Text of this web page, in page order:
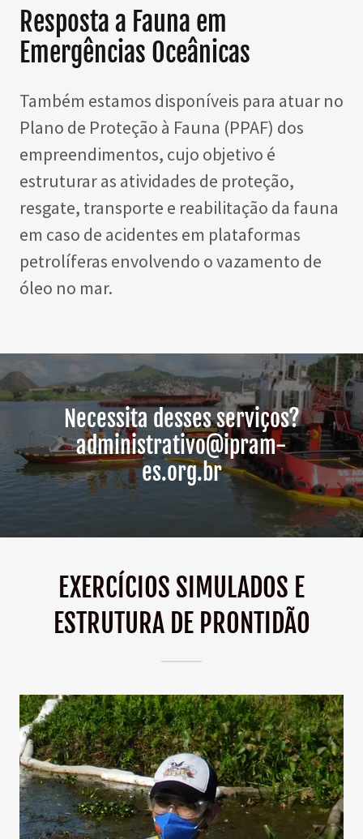
Resposta a Fauna em
Emergências Oceânicas
Também estamos disponíveis para atuar no
Plano de Proteção à Fauna (PPAF) dos
empreendimentos, cujo objetivo é
estruturar as atividades de proteção,
resgate, transporte e reabilitação da fauna
em caso de acidentes em plataformas
petrolíferas envolvendo o vazamento de
óleo no mar.
Necessita desses serviços?
administrativo@ipram-
es.org.br
EXERCÍCIOS SIMULADOS E
ESTRUTURA DE PRONTIDÃO